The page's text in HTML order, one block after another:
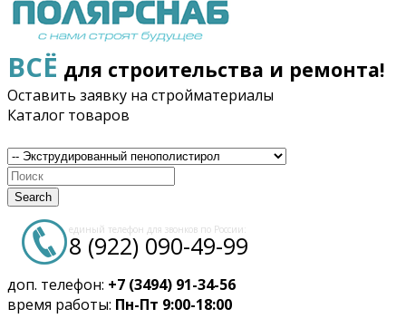
ВСЁ для строительства и ремонта!
Оставить заявку на стройматериалы
Каталог товаров
Search
единый телефон для звонков по России:
8 (922) 090-49-99
доп. телефон: +7 (3494) 91-34-56
время работы: Пн-Пт 9:00-18:00